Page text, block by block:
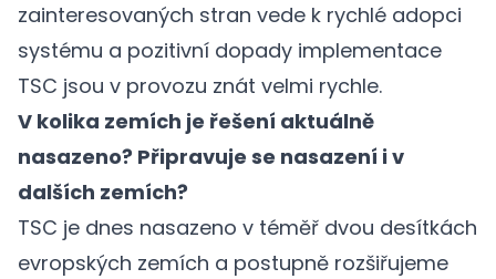
zainteresovaných stran vede k rychlé adopci
systému a pozitivní dopady implementace
TSC jsou v provozu znát velmi rychle.
V kolika zemích je řešení aktuálně
nasazeno? Připravuje se nasazení i v
dalších zemích?
TSC je dnes nasazeno v téměř dvou desítkách
evropských zemích a postupně rozšiřujeme